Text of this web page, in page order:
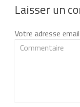
Laisser un
Votre adresse